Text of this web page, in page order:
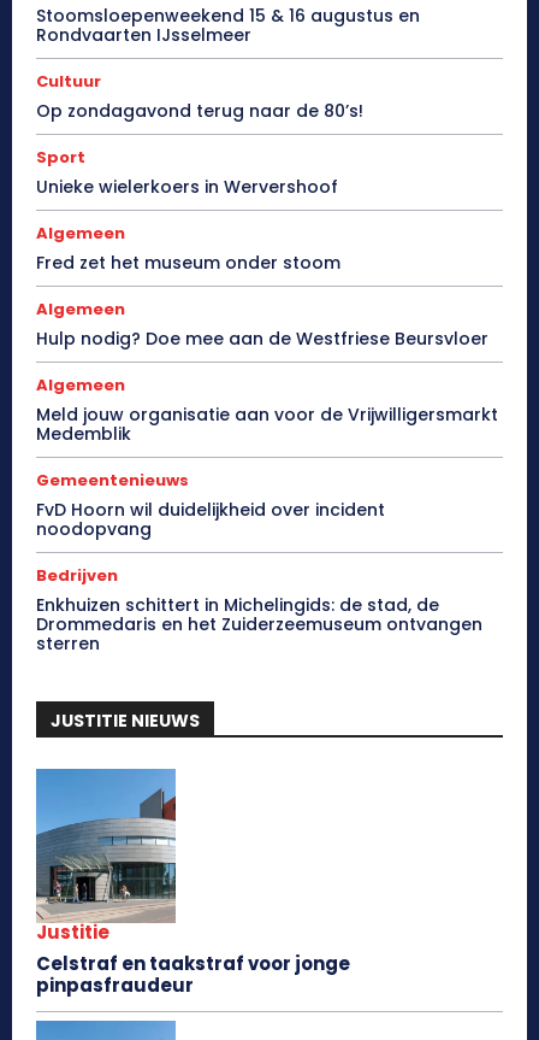
Stoomsloepenweekend 15 & 16 augustus en
Rondvaarten IJsselmeer
Cultuur
Op zondagavond terug naar de 80’s!
Sport
Unieke wielerkoers in Wervershoof
Algemeen
Fred zet het museum onder stoom
Algemeen
Hulp nodig? Doe mee aan de Westfriese Beursvloer
Algemeen
Meld jouw organisatie aan voor de Vrijwilligersmarkt
Medemblik
Gemeentenieuws
FvD Hoorn wil duidelijkheid over incident
noodopvang
Bedrijven
Enkhuizen schittert in Michelingids: de stad, de
Drommedaris en het Zuiderzeemuseum ontvangen
sterren
JUSTITIE NIEUWS
Justitie
Celstraf en taakstraf voor jonge
pinpasfraudeur